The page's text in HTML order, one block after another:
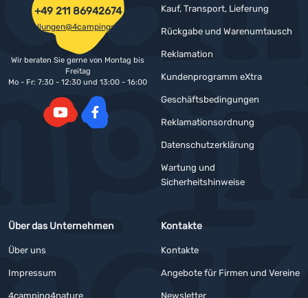
Kauf, Transport, Lieferung
Rückgabe und Warenumtausch
Reklamation
Kundenprogramm eXtra
Geschäftsbedingungen
Reklamationsordnung
Datenschutzerklärung
Wartung und
Sicherheitshinweise
Über das Unternehmen
Über uns
Impressum
4camping4nature
Kontakte
Kontakte
Angebote für Firmen und Vereine
Newsletter
+49 211 86942674
bestellungen@4campingshop.de
Wir beraten Sie gerne von Montag bis
Freitag
Mo - Fr: 7:30 - 12:30 und 13:00 - 16:00